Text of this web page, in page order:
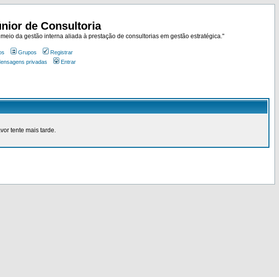
de Consultoria
da gestão interna aliada à prestação de consultorias em gestão estratégica."
Grupos
Registrar
privadas Entrar
tente mais tarde.